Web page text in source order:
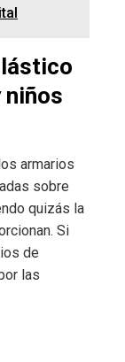
niños
armarios
sobre
quizás la
Si
de
las